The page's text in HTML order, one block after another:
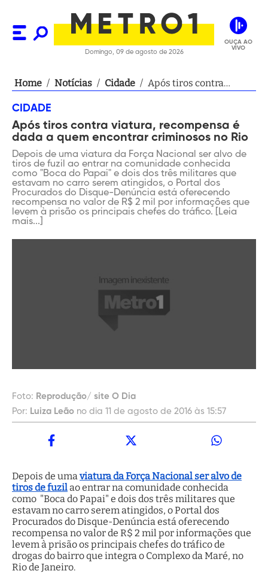
Domingo, 09 de agosto de 2026
OUÇA AO
VIVO
Home / Notícias / Cidade / Após tiros contra
criminosos no Rio
CIDADE
Após tiros contra viatura, recompensa é
dada a quem encontrar criminosos no Rio
Depois de uma viatura da Força Nacional ser alvo de
tiros de fuzil ao entrar na comunidade conhecida
como "Boca do Papai" e dois dos três militares que
estavam no carro serem atingidos, o Portal dos
Procurados do Disque-Denúncia está oferecendo
recompensa no valor de R$ 2 mil por informações que
levem à prisão os principais chefes do tráfico. [Leia
mais...]
Foto: Reprodução/ site O Dia
Por: Luiza Leão no dia 11 de agosto de 2016 às 15:57
Depois de umaviatura da Força Nacional ser alvo de
tiros de fuzilao entrar na comunidade conhecida
como "Boca do Papai" e dois dos três militares que
estavam no carro serem atingidos, o Portal dos
Procurados do Disque-Denúncia está oferecendo
recompensa no valor de R$ 2 mil por informações que
levem à prisão os principais chefes do tráfico de
drogas do bairro que integra o Complexo da Maré, no
Rio de Janeiro.